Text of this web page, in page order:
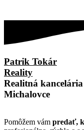
Patrik Tokár
Reality
Realitná kancelária
Michalovce
Pomôžem vám predať,